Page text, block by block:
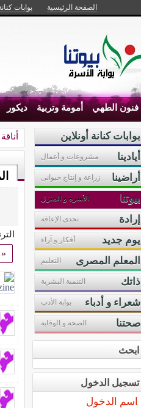
الصفحة الرئيسية بوابات
فنون الطهي أمومة وتربية ديكور
«
بوابات كنانة أونلاين
أيادينا
مشروعات و أعمال
أراضينا زراعة و إنتاج حيوانى
بيوتنا الأسرة و المنزل
إرادة تحدى الإعاقة
يوم جديد أفكار و آراء
المعلم المصرى التعليم
ذاتك التنمية البشرية
شعراء و أدباء بوابة الأدب
صحتنا الصحة و الوقاية
ابحث
تسجيل الدخول
اسم الدخول